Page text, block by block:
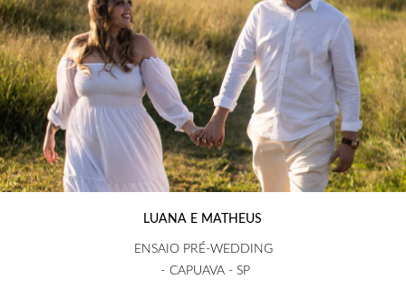
LUANA E MATHEUS
ENSAIO PRÉ-WEDDING
CAPUAVA - SP